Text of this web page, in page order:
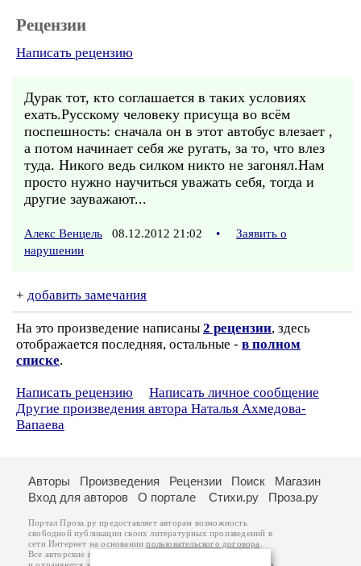
Рецензии
Написать рецензию
Дурак тот, кто соглашается в таких условиях
ехать.Русскому человеку присуща во всём
поспешность: сначала он в этот автобус влезает ,
а потом начинает себя же ругать, за то, что влез
туда. Никого ведь силком никто не загонял.Нам
просто нужно научиться уважать себя, тогда и
другие зауважают...
Алекс Венцель 08.12.2012 21:02 •
Заявить о
нарушении
+ добавить замечания
На это произведение написаны 2 рецензии, здесь
отображается последняя, остальные - в полном
списке.
Написать рецензию
Написать личное сообщение
Другие произведения автора Наталья Ахмедова-
Вапаева
Авторы Произведения Рецензии Поиск
Магазин
Вход для авторов
О портале Стихи.ру Проза.ру
Портал Проза.ру предоставляет авторам возможность
свободной публикации своих литературных произведений в
сети Интернет на основаниипользовательского договора
Все авторские права на произведения принадлежат авторам